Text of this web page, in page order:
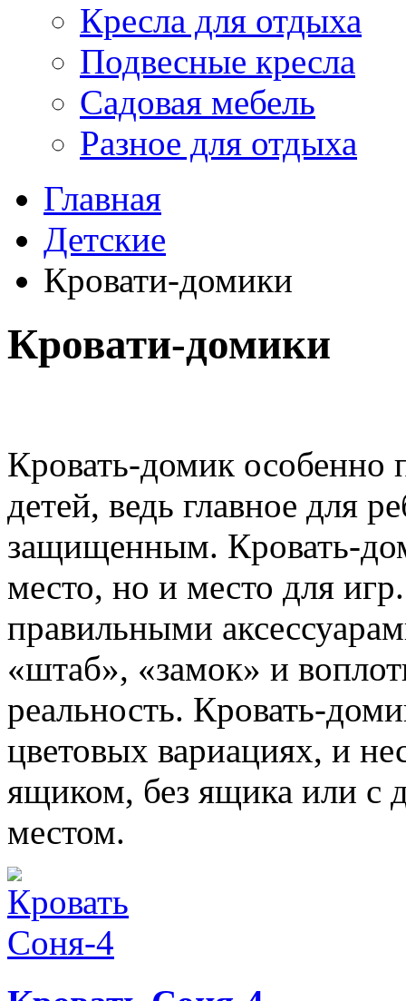
Кресла для отдыха
Подвесные кресла
Садовая мебель
Разное для отдыха
Главная
Детские
Кровати-домики
Кровати-домики
Кровать-домик особенно
детей, ведь главное для
защищенным. Кровать-
место, но и место для
правильными
«штаб», «замок» и
реальность. Кровать-
цветовых вариациях, и
ящиком, без ящика или с
местом.